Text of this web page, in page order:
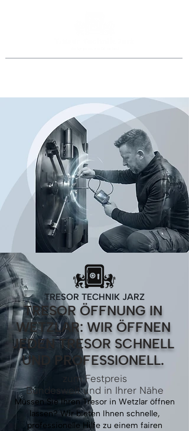
TRESOR ÖFFNUNG IN
WETZLAR: WIR ÖFFNEN
JEDEN TRESOR SCHNELL
UND PROFESSIONELL.
zum Festpreis
Bundesweit und in Ihrer Nähe
Müssen Sie Ihren Tresor in Wetzlar öffnen
lassen? Wir bieten Ihnen schnelle,
professionelle Hilfe zu einem fairen
TRESOR TECHNIK JARZ